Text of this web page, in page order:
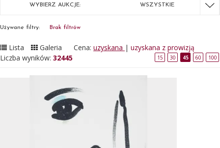
WYBIERZ AUKCJE: WSZYSTKIE
Używane filtry: Brak filtrów
Lista Galeria Cena: uzyskana | uzyskana z prowizją
Liczba wyników: 32445 15 30 45 60 100